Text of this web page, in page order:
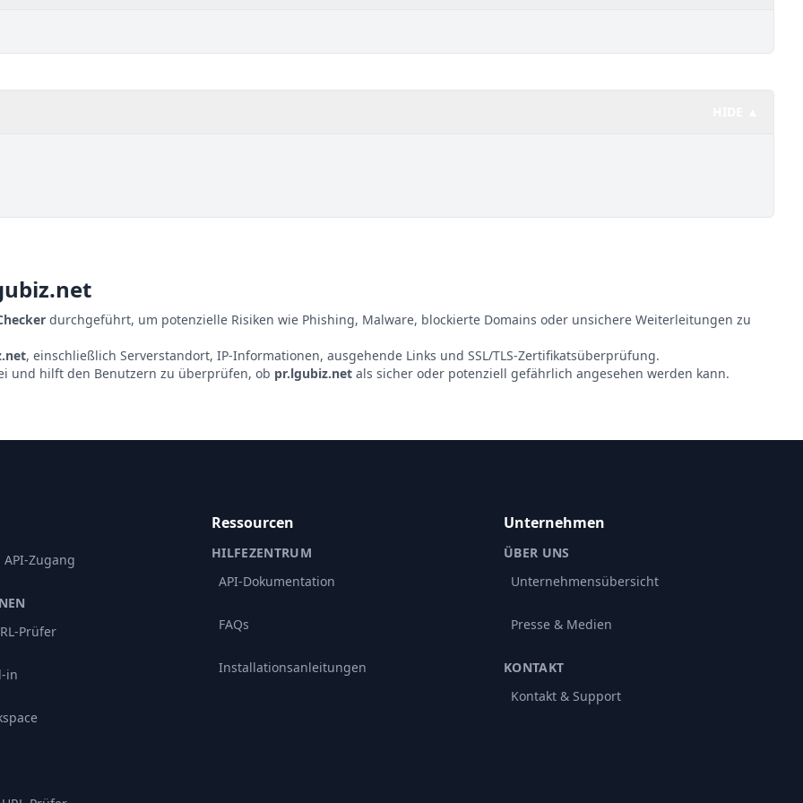
durchgeführt, um potenzielle Risiken wie Phishing, Malware, blockierte Domains oder unsichere Weiterleitungen zu
, einschließlich Serverstandort, IP-Informationen, ausgehende Links und SSL/TLS-Zertifikatsüberprüfung.
und hilft den Benutzern zu überprüfen, ob pr.lgubiz.net als sicher oder potenziell gefährlich angesehen werden kann.
Zugang
Prüfer
in
Ressourcen
HILFEZENTRUM
API-Dokumentation
FAQs
Installationsanleitungen
Unternehmen
ÜBER UNS
Unternehmensübersicht
Presse & Medien
KONTAKT
Kontakt & Support